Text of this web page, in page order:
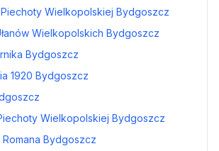
Piechoty Wielkopolskiej Bydgoszcz
Wielkopolskich Bydgoszcz
Bydgoszcz
1920 Bydgoszcz
Wielkopolskiej Bydgoszcz
Romana Bydgoszcz